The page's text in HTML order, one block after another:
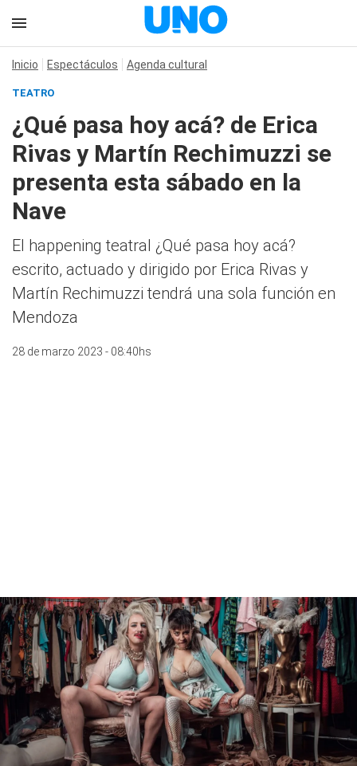
Inicio Espectáculos Agenda cultural
TEATRO
¿Qué pasa hoy acá? de Erica
Rivas y Martín Rechimuzzi se
presenta esta sábado en la
Nave
El happening teatral ¿Qué pasa hoy acá?
escrito, actuado y dirigido por Erica Rivas y
Martín Rechimuzzi tendrá una sola función en
Mendoza
28 de marzo 2023 - 08:40hs